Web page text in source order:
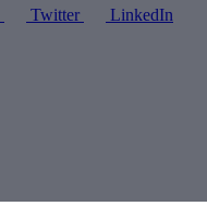
Twitter LinkedIn